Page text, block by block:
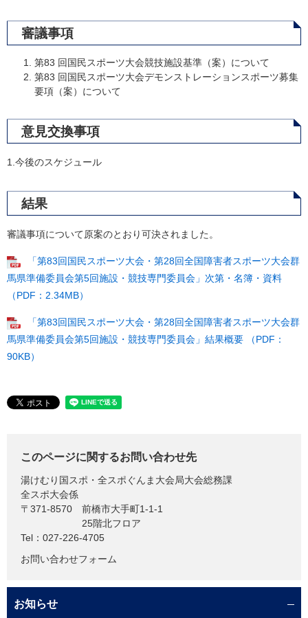
審議事項
第83 回国民スポーツ大会競技施設基準（案）について
第83 回国民スポーツ大会デモンストレーションスポーツ募集
要項（案）について
意見交換事項
1.今後のスケジュール
結果
審議事項について原案のとおり可決されました。
「第83回国民スポーツ大会・第28回全国障害者スポーツ大会群
馬県準備委員会第5回施設・競技専門委員会」次第・名簿・資料
（PDF：2.34MB）
「第83回国民スポーツ大会・第28回全国障害者スポーツ大会群
馬県準備委員会第5回施設・競技専門委員会」結果概要 （PDF：
90KB）
このページに関するお問い合わせ先
湯けむり国スポ・全スポぐんま大会局大会総務課
全スポ大会係
〒371-8570
前橋市大手町1-1-1
25階北フロア
Tel：027-226-4705
お問い合わせフォーム
お知らせ